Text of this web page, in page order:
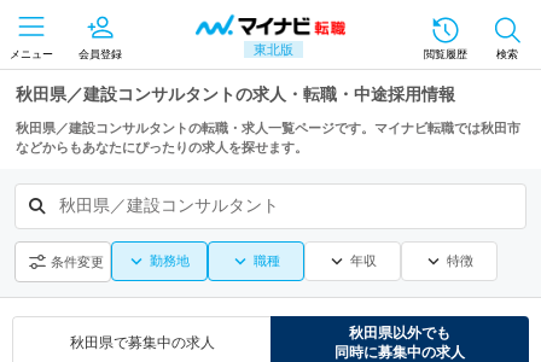
東北版
メニュー 会員登録 閲覧履歴 検索
秋田県／建設コンサルタントの求人・転職・中途採用情報
秋田県／建設コンサルタントの転職・求人一覧ページです。マイナビ転職では秋田市
などからもあなたにぴったりの求人を探せます。
秋田県／建設コンサルタント
条件変更 勤務地 職種 年収 特徴
秋田県で募集中の求人
秋田県以外でも
同時に募集中の求人